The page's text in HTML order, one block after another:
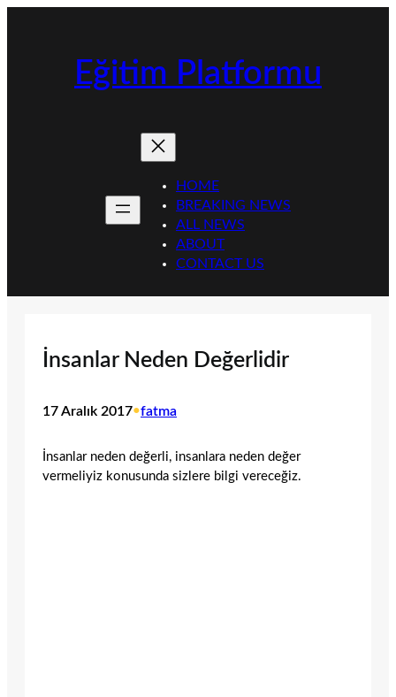
Eğitim Platformu
HOME
BREAKING NEWS
ALL NEWS
ABOUT
CONTACT US
İnsanlar Neden Değerlidir
17 Aralık 2017•fatma
İnsanlar neden değerli, insanlara neden değer
vermeliyiz konusunda sizlere bilgi vereceğiz.